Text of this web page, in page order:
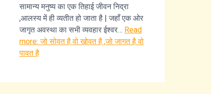
सामान्य मनुष्य का एक तिहाई जीवन निद्रा
,आलस्य में ही व्यतीत हो जाता है | जहाँ एक ओर
जागृत अवस्था का सभी व्यवहार ईश्वर… Read
more: जो सोवत है वो खोवत है ,जो जागत है वो
पावत है